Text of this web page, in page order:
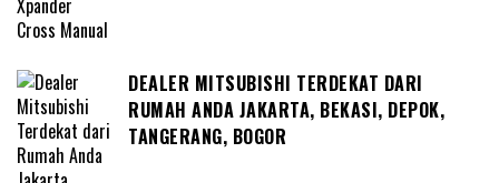
DEALER MITSUBISHI TERDEKAT DARI
RUMAH ANDA JAKARTA, BEKASI, DEPOK,
TANGERANG, BOGOR